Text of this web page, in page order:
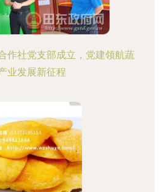
作社党支部成立，党建领航蔬
业发展新征程